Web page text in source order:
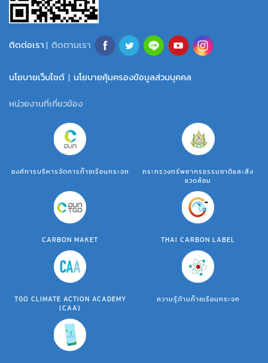
ติดต่อเรา| ติดตามเรา
นโยบายเว็บไซต์ | นโยบายคุ้มครองข้อมูลส่วนบุคคล
หน่วยงานที่เกี่ยวข้อง
องค์การบริหารจัดการก๊าซเรือนกระจก
กระทรวงทรัพยากรธรรมชาติและสิ่ง
แวดล้อม
CARBON MAKET THAI CARBON LABEL
TGO CLIMATE ACTION ACADEMY
(CAA)
ความรู้ด้านก๊าซเรือนกระจก